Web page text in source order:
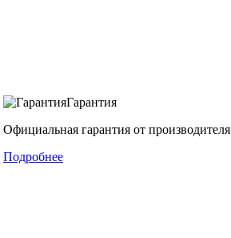
Гарантия
Официальная гарантия от производителя
Подробнее